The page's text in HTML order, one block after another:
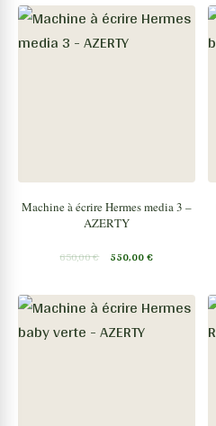
Machine à écrire Hermes media 3 –
AZERTY
650,00€ 550,00€